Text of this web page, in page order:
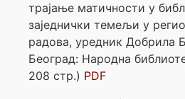
трајање матичности у
заједнички темељи у
радова, уредник Добрила
Београд: Народна
208 стр.) PDF